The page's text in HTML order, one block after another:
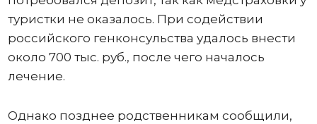
туристки не оказалось. При содействии
российского генконсульства удалось внести
около 700 тыс. руб., после чего началось
лечение.
Однако позднее родственникам сообщили,